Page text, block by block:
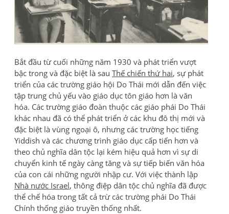
Bắt đầu từ cuối những năm 1930 và phát triển vượt
bậc trong và đặc biệt là sau Thế chiến thứ hai, sự phát
triển của các trường giáo hội Do Thái mới dẫn đến việc
tập trung chủ yếu vào giáo dục tôn giáo hơn là văn
hóa. Các trường giáo đoàn thuộc các giáo phái Do Thái
khác nhau đã có thể phát triển ở các khu đô thị mới và
đặc biệt là vùng ngoại ô, nhưng các trường học tiếng
Yiddish và các chương trình giáo dục cấp tiến hơn và
theo chủ nghĩa dân tộc lại kém hiệu quả hơn vì sự di
chuyển kinh tế ngày càng tăng và sự tiếp biến văn hóa
của con cái những người nhập cư. Với việc thành lập
Nhà nước Israel, thông điệp dân tộc chủ nghĩa đã được
thể chế hóa trong tất cả trừ các trường phái Do Thái
Chính thống giáo truyền thống nhất.